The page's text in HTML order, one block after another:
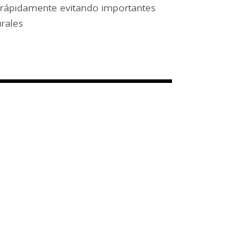
evitando importantes